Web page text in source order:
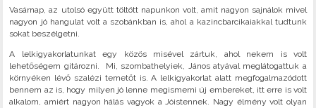
Vasárnap, az utolsó együtt töltött napunkon volt, amit nagyon sajnálok mivel
nagyon jó hangulat volt a szobánkban is, ahol a kazincbarcikaiakkal tudtunk
sokat beszélgetni.
A lelkigyakorlatunkat egy közös misével zártuk, ahol nekem is volt
lehetőségem gitározni. Mi, szombathelyiek, János atyával meglátogattuk a
környéken lévő szalézi temetőt is. A lelkigyakorlat alatt megfogalmazódott
bennem az is, hogy milyen jó lenne megismerni új embereket, itt erre is volt
alkalom, amiért nagyon hálás vagyok a Jóistennek. Nagy élmény volt olyan